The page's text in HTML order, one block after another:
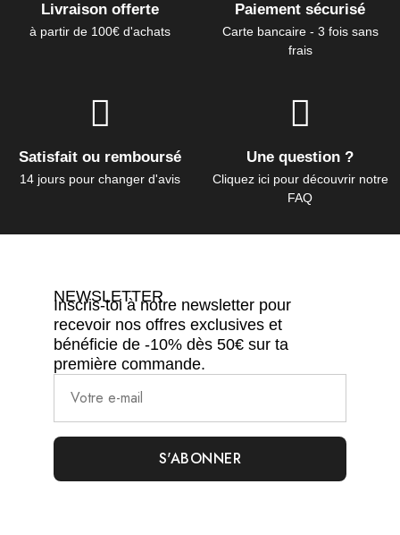
Livraison offerte
à partir de 100€ d'achats
Paiement sécurisé
Carte bancaire - 3 fois sans
frais
Satisfait ou remboursé
14 jours pour changer d'avis
Une question ?
Cliquez ici pour découvrir notre
FAQ
NEWSLETTER
Inscris-toi à notre newsletter pour
recevoir nos offres exclusives et
bénéficie de -10% dès 50€ sur ta
première commande.